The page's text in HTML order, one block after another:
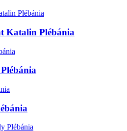
Katalin Plébánia